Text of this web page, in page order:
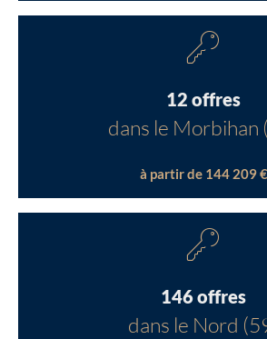
12 offres
dans le Morbihan
à partir de 144 209 €
146 offres
dans le Nord